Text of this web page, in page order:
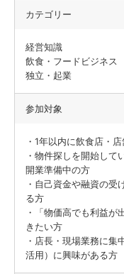
カテゴリー
経営知識
飲食・フードビジネス
独立・起業
参加対象
・1年以内に飲食店・
・物件探しを開始して
開業準備中の方
・自己資金や融資の受
る方
・「物価高でも利益が
きたい方
・店長・現場業務に集
活用）に興味がある方